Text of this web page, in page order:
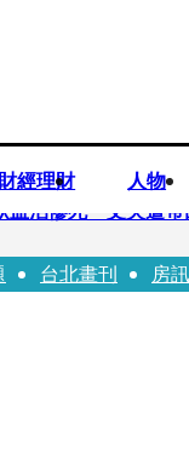
財經理財 人物
血泊慘死 丈夫遭帶
瑄「親接機BNT抵
台北畫刊 房